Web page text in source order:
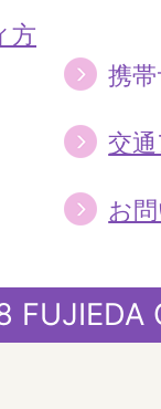
方
携
交
お
FUJIEDA